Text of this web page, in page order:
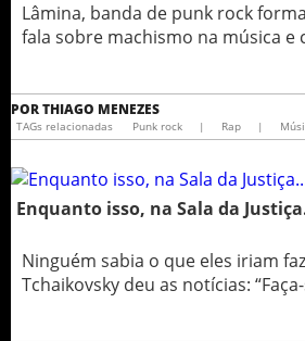
Lâmina, banda de punk rock
fala sobre machismo na música e
PORTHIAGO MENEZES
TAGs relacionadas Punk rock | Rap |
Enquanto isso, na Sala da
Ninguém sabia o que eles iriam
Tchaikovsky deu as notícias: